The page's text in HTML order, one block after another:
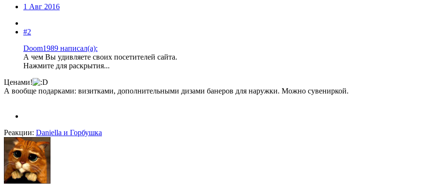
1 Авг 2016
#2
Doom1989 написал(а):
А чем Вы удивляете своих посетителей сайта.
Нажмите для раскрытия...
Ценами!
А вообще подарками: визитками, дополнительными дизами банеров для наружки. Можно сувениркой.
Реакции: Daniella и Горбушка